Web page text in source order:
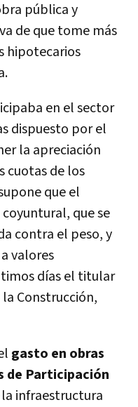
pública y
de que tome más
hipotecarios
en el sector
dispuesto por el
la apreciación
cuotas de los
que el
que se
contra el peso, y
valores
dí­as el titular
Construcción,
gasto en obras
de Participación
la infraestructura